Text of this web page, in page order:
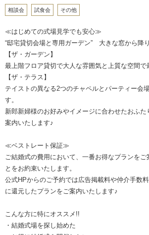
相談会 試食会 その他
≪はじめての式場見学でも安心≫
“邸宅貸切会場と専用ガーデン” 大きな窓から降
【ザ・ガーデン】
最上階フロア貸切で大人な雰囲気と上質な空間で
【ザ・テラス】
テイストの異なる2つのチャペルとパーティー会
す。
新郎新婦様のお好みやイメージに合わせたおふ
案内いたします♪
≪ベストレート保証≫
ご結婚式の費用において、一番お得なプランをご
とをお約束いたします。
公式HPからのご予約では広告掲載料や仲介手数
に還元したプランをご案内いたします♪
こんな方に特にオススメ!!
・結婚式場を探し始めた